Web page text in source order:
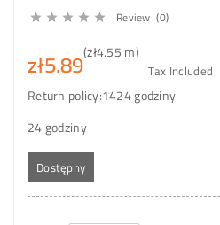
     Review (0)
zł5.89(zł4.55 m)
Tax Included
Return policy:1424 godziny
24 godziny
Dostępny